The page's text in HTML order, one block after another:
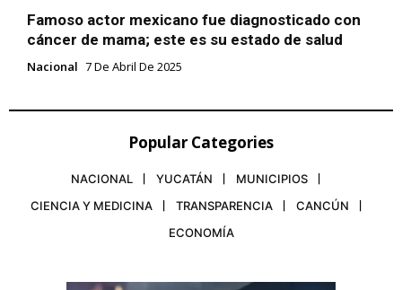
Famoso actor mexicano fue diagnosticado con
cáncer de mama; este es su estado de salud
Nacional 7 De Abril De 2025
Popular Categories
NACIONAL YUCATÁN
MUNICIPIOS
CIENCIA Y MEDICINA
TRANSPARENCIA
CANCÚN
ECONOMÍA